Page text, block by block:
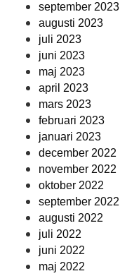
september 2023
augusti 2023
juli 2023
juni 2023
maj 2023
april 2023
mars 2023
februari 2023
januari 2023
december 2022
november 2022
oktober 2022
september 2022
augusti 2022
juli 2022
juni 2022
maj 2022